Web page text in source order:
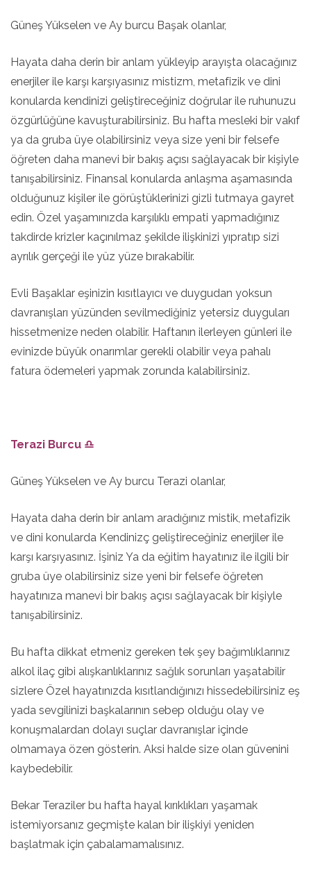
Güneş Yükselen ve Ay burcu Başak olanlar,
Hayata daha derin bir anlam yükleyip arayışta olacağınız
enerjiler ile karşı karşıyasınız mistizm, metafizik ve dini
konularda kendinizi geliştireceğiniz doğrular ile ruhunuzu
özgürlüğüne kavuşturabilirsiniz. Bu hafta mesleki bir vakıf
ya da gruba üye olabilirsiniz veya size yeni bir felsefe
öğreten daha manevi bir bakış açısı sağlayacak bir kişiyle
tanışabilirsiniz. Finansal konularda anlaşma aşamasında
olduğunuz kişiler ile görüştüklerinizi gizli tutmaya gayret
edin. Özel yaşamınızda karşılıklı empati yapmadığınız
takdirde krizler kaçınılmaz şekilde ilişkinizi yıpratıp sizi
ayrılık gerçeği ile yüz yüze bırakabilir.
Evli Başaklar eşinizin kısıtlayıcı ve duygudan yoksun
davranışları yüzünden sevilmediğiniz yetersiz duyguları
hissetmenize neden olabilir. Haftanın ilerleyen günleri ile
evinizde büyük onarımlar gerekli olabilir veya pahalı
fatura ödemeleri yapmak zorunda kalabilirsiniz.
Terazi Burcu ♎
Güneş Yükselen ve Ay burcu Terazi olanlar,
Hayata daha derin bir anlam aradığınız mistik, metafizik
ve dini konularda Kendinizç geliştireceğiniz enerjiler ile
karşı karşıyasınız. İşiniz Ya da eğitim hayatınız ile ilgili bir
gruba üye olabilirsiniz size yeni bir felsefe öğreten
hayatınıza manevi bir bakış açısı sağlayacak bir kişiyle
tanışabilirsiniz.
Bu hafta dikkat etmeniz gereken tek şey bağımlıklarınız
alkol ilaç gibi alışkanlıklarınız sağlık sorunları yaşatabilir
sizlere Özel hayatınızda kısıtlandığınızı hissedebilirsiniz eş
yada sevgilinizi başkalarının sebep olduğu olay ve
konuşmalardan dolayı suçlar davranışlar içinde
olmamaya özen gösterin. Aksi halde size olan güvenini
kaybedebilir.
Bekar Teraziler bu hafta hayal kırıklıkları yaşamak
istemiyorsanız geçmişte kalan bir ilişkiyi yeniden
başlatmak için çabalamamalısınız.